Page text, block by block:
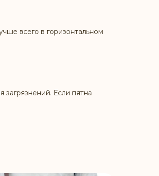
всего в горизонтальном
Если пятна